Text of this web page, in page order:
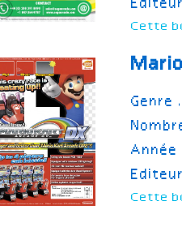
Editeur
Cette
Genre
Année
Editeur
Cette